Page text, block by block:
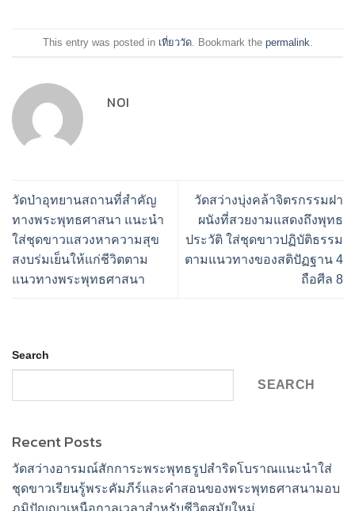
This entry was posted in เที่ยววัด. Bookmark the permalink
NOI
วัดป่าอุทยานสถานที่สำคัญ
ทางพระพุทธศาสนา แนะนำ
ใส่ชุดขาวแสวงหาความสุข
สงบร่มเย็นให้แก่ชีวิตตาม
แนวทางพระพุทธศาสนา
วัดสว่างบุ่งคล้าจิตรกรรมฝา
ผนังที่สวยงามแสดงถึงพุทธ
ประวัติ ใส่ชุดขาวปฏิบัติธรรม
ตามแนวทางของสติปัฏฐาน 4
ถือศีล 8
Search
SEARCH
Recent Posts
วัดสว่างอารมณ์สักการะพระพุทธรูปสำริดโบราณแนะนำใส่
ชุดขาวเรียนรู้พระคัมภีร์และคำสอนของพระพุทธศาสนามอบ